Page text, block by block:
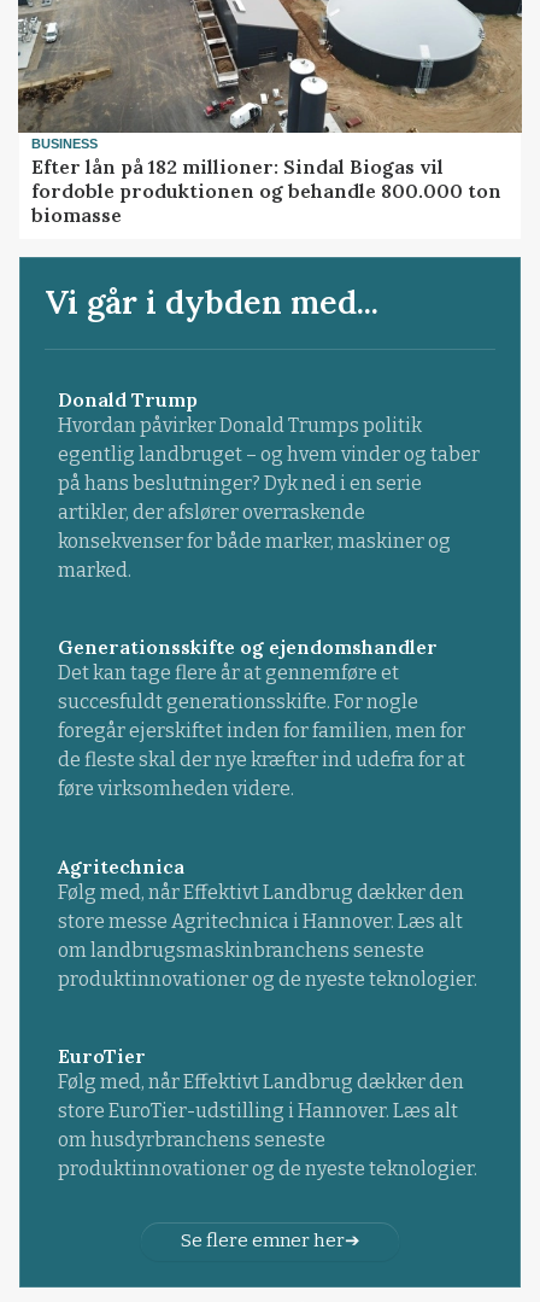
BUSINESS
Efter lån på 182 millioner: Sindal Biogas vil
fordoble produktionen og behandle 800.000 ton
biomasse
Vi går i dybden med...
Donald Trump
Hvordan påvirker Donald Trumps politik
egentlig landbruget – og hvem vinder og taber
på hans beslutninger? Dyk ned i en serie
artikler, der afslører overraskende
konsekvenser for både marker, maskiner og
marked.
Generationsskifte og ejendomshandler
Det kan tage flere år at gennemføre et
succesfuldt generationsskifte. For nogle
foregår ejerskiftet inden for familien, men for
de fleste skal der nye kræfter ind udefra for at
føre virksomheden videre.
Agritechnica
Følg med, når Effektivt Landbrug dækker den
store messe Agritechnica i Hannover. Læs alt
om landbrugsmaskinbranchens seneste
produktinnovationer og de nyeste teknologier.
EuroTier
Følg med, når Effektivt Landbrug dækker den
store EuroTier-udstilling i Hannover. Læs alt
om husdyrbranchens seneste
produktinnovationer og de nyeste teknologier.
Se flere emner her